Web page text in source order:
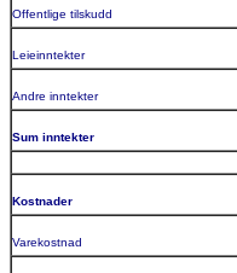
Offentlige tilskudd
Leieinntekter
Andre inntekter
Sum inntekter
Kostnader
Varekostnad